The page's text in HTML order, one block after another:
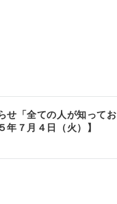
せ「全ての人が知ってお
７月４日（火）】